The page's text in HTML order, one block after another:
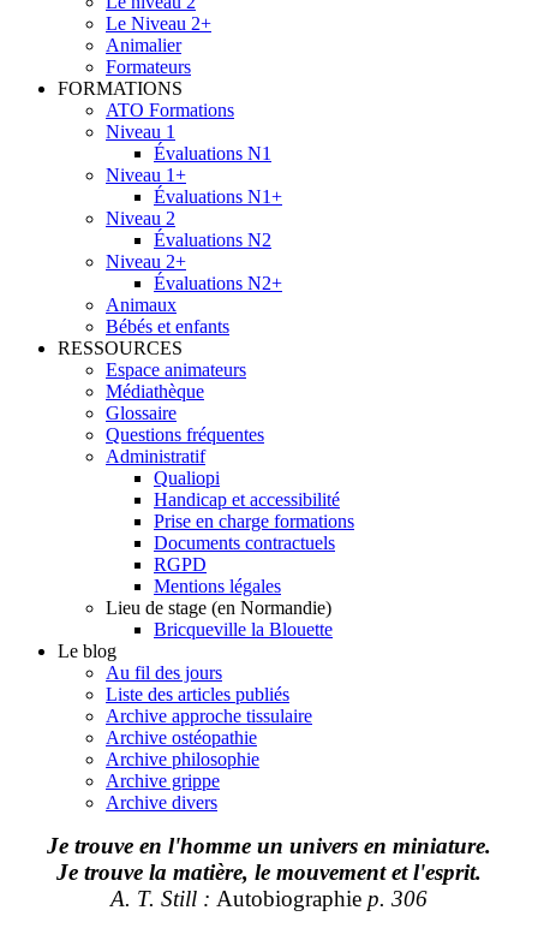
Le Niveau 2+
Animalier
Formateurs
FORMATIONS
ATO Formations
Niveau 1
Évaluations N1
Niveau 1+
Évaluations N1+
Niveau 2
Évaluations N2
Niveau 2+
Évaluations N2+
Animaux
Bébés et enfants
RESSOURCES
Espace animateurs
Médiathèque
Glossaire
Questions fréquentes
Administratif
Qualiopi
Handicap et accessibilité
Prise en charge formations
Documents contractuels
RGPD
Mentions légales
Lieu de stage (en Normandie)
Bricqueville la Blouette
Le blog
Au fil des jours
Liste des articles publiés
Archive approche tissulaire
Archive ostéopathie
Archive philosophie
Archive grippe
Archive divers
Je trouve en l'homme un univers en miniature.
Je trouve la matière, le mouvement et l'esprit.
A. T. Still : Autobiographie p. 306